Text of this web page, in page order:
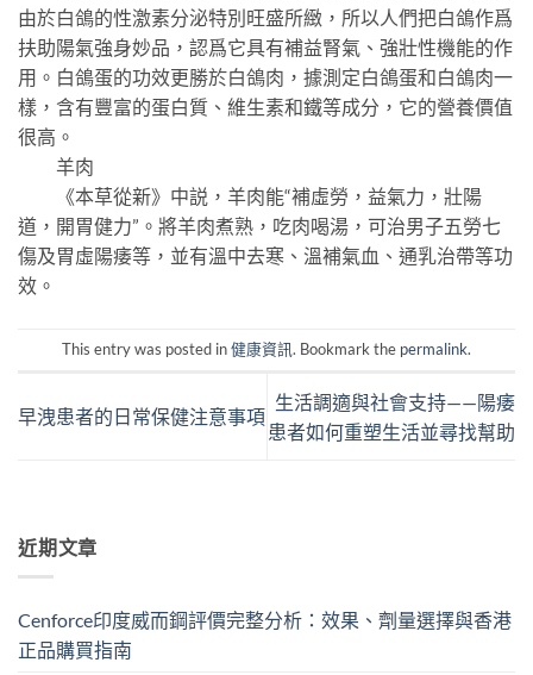
由於白鴿的性激素分泌特別旺盛所緻，所以人們把白鴿作爲
扶助陽氣強身妙品，認爲它具有補益腎氣、強壯性機能的作
用。白鴿蛋的功效更勝於白鴿肉，據測定白鴿蛋和白鴿肉一
樣，含有豐富的蛋白質、維生素和鐵等成分，它的營養價值
很高。
羊肉
《本草從新》中説，羊肉能“補虛勞，益氣力，壯陽
道，開胃健力”。將羊肉煮熟，吃肉喝湯，可治男子五勞七
傷及胃虛陽痿等，並有溫中去寒、溫補氣血、通乳治帶等功
效。
This entry was posted in健康資訊. Bookmark the permalink.
早洩患者的日常保健注意事項
生活調適與社會支持——陽痿
患者如何重塑生活並尋找幫助
近期文章
Cenforce印度威而鋼評價完整分析：效果、劑量選擇與香港
正品購買指南